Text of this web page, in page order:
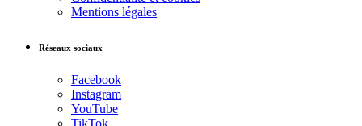
Mentions légales
Réseaux sociaux
Facebook
Instagram
YouTube
TikTok